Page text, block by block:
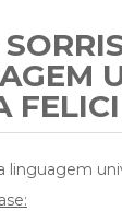
linguagem